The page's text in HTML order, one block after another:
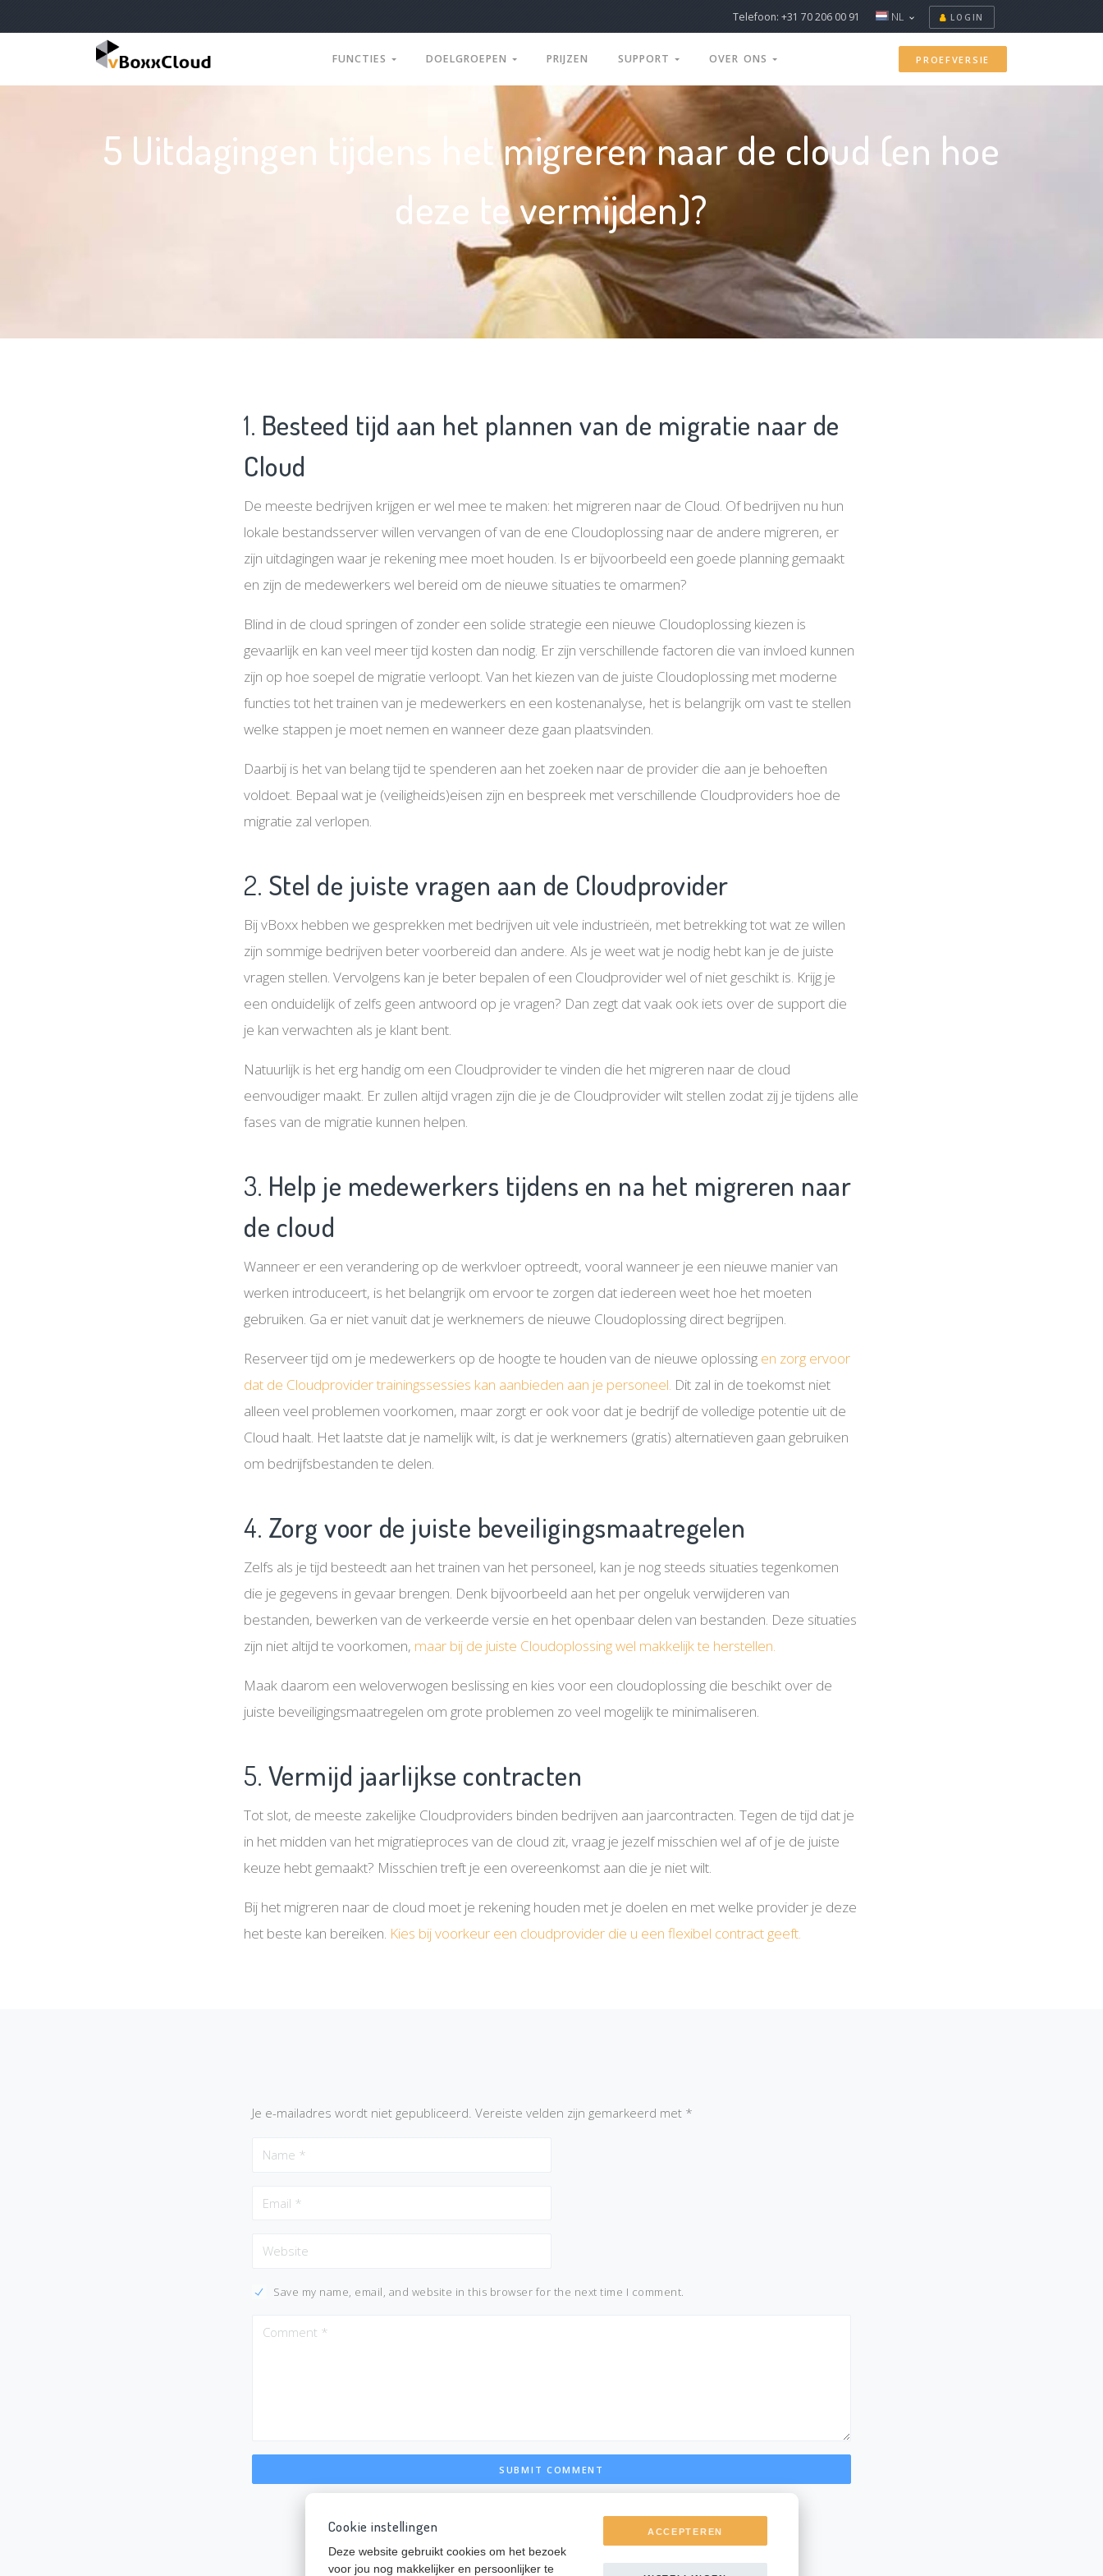
Telefoon: +31 70 206 00 91 NL LOGIN
FUNCTIES DOELGROEPEN PRIJZEN SUPPORT OVER ONS PROEFVERSIE
5 Uitdagingen tijdens het migreren naar de cloud (en hoe
deze te vermijden)?
1. Besteed tijd aan het plannen van de migratie naar de
Cloud
De meeste bedrijven krijgen er wel mee te maken: het migreren naar de Cloud. Of bedrijven nu hun
lokale bestandsserver willen vervangen of van de ene Cloudoplossing naar de andere migreren, er
zijn uitdagingen waar je rekening mee moet houden. Is er bijvoorbeeld een goede planning gemaakt
en zijn de medewerkers wel bereid om de nieuwe situaties te omarmen?
Blind in de cloud springen of zonder een solide strategie een nieuwe Cloudoplossing kiezen is
gevaarlijk en kan veel meer tijd kosten dan nodig. Er zijn verschillende factoren die van invloed kunnen
zijn op hoe soepel de migratie verloopt. Van het kiezen van de juiste Cloudoplossing met moderne
functies tot het trainen van je medewerkers en een kostenanalyse, het is belangrijk om vast te stellen
welke stappen je moet nemen en wanneer deze gaan plaatsvinden.
Daarbij is het van belang tijd te spenderen aan het zoeken naar de provider die aan je behoeften
voldoet. Bepaal wat je (veiligheids)eisen zijn en bespreek met verschillende Cloudproviders hoe de
migratie zal verlopen.
2. Stel de juiste vragen aan de Cloudprovider
Bij vBoxx hebben we gesprekken met bedrijven uit vele industrieën, met betrekking tot wat ze willen
zijn sommige bedrijven beter voorbereid dan andere. Als je weet wat je nodig hebt kan je de juiste
vragen stellen. Vervolgens kan je beter bepalen of een Cloudprovider wel of niet geschikt is. Krijg je
een onduidelijk of zelfs geen antwoord op je vragen? Dan zegt dat vaak ook iets over de support die
je kan verwachten als je klant bent.
Natuurlijk is het erg handig om een ​​Cloudprovider te vinden die het migreren naar de cloud
eenvoudiger maakt. Er zullen altijd vragen zijn die je de Cloudprovider wilt stellen zodat zij je tijdens alle
fases van de migratie kunnen helpen.
3. Help je medewerkers tijdens en na het migreren naar
de cloud
Wanneer er een verandering op de werkvloer optreedt, vooral wanneer je een nieuwe manier van
werken introduceert, is het belangrijk om ervoor te zorgen dat iedereen weet hoe het moeten
gebruiken. Ga er niet vanuit dat je werknemers de nieuwe Cloudoplossing direct begrijpen.
Reserveer tijd om je medewerkers op de hoogte te houden van de nieuwe oplossing en zorg ervoor
dat de Cloudprovider trainingssessies kan aanbieden aan je personeel. Dit zal in de toekomst niet
alleen veel problemen voorkomen, maar zorgt er ook voor dat je bedrijf de volledige potentie uit de
Cloud haalt. Het laatste dat je namelijk wilt, is dat je werknemers (gratis) alternatieven gaan gebruiken
om bedrijfsbestanden te delen.
4. Zorg voor de juiste beveiligingsmaatregelen
Zelfs als je tijd besteedt aan het trainen van het personeel, kan je nog steeds situaties tegenkomen
die je gegevens in gevaar brengen. Denk bijvoorbeeld aan het per ongeluk verwijderen van
bestanden, bewerken van de verkeerde versie en het openbaar delen van bestanden. Deze situaties
zijn niet altijd te voorkomen, maar bij de juiste Cloudoplossing wel makkelijk te herstellen.
Maak daarom een weloverwogen beslissing en kies voor een cloudoplossing die beschikt over de
juiste beveiligingsmaatregelen om grote problemen zo veel mogelijk te minimaliseren.
5. Vermijd jaarlijkse contracten
Tot slot, de meeste zakelijke Cloudproviders binden bedrijven aan jaarcontracten. Tegen de tijd dat je
in het midden van het migratieproces van de cloud zit, vraag je jezelf misschien wel af ​​of je de juiste
keuze hebt gemaakt? Misschien treft je een overeenkomst aan die je niet wilt.
Bij het migreren naar de cloud moet je rekening houden met je doelen en met welke provider je deze
het beste kan bereiken. Kies bij voorkeur een cloudprovider die u een flexibel contract geeft.
Je e-mailadres wordt niet gepubliceerd. Vereiste velden zijn gemarkeerd met *
Save my name, email, and website in this browser for the next time I comment.
Cookie instellingen
Deze website gebruikt cookies om het bezoek
voor jou nog makkelijker en persoonlijker te
ACCEPTEREN